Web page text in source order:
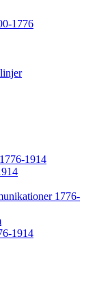
1776
1914
1776-
1914